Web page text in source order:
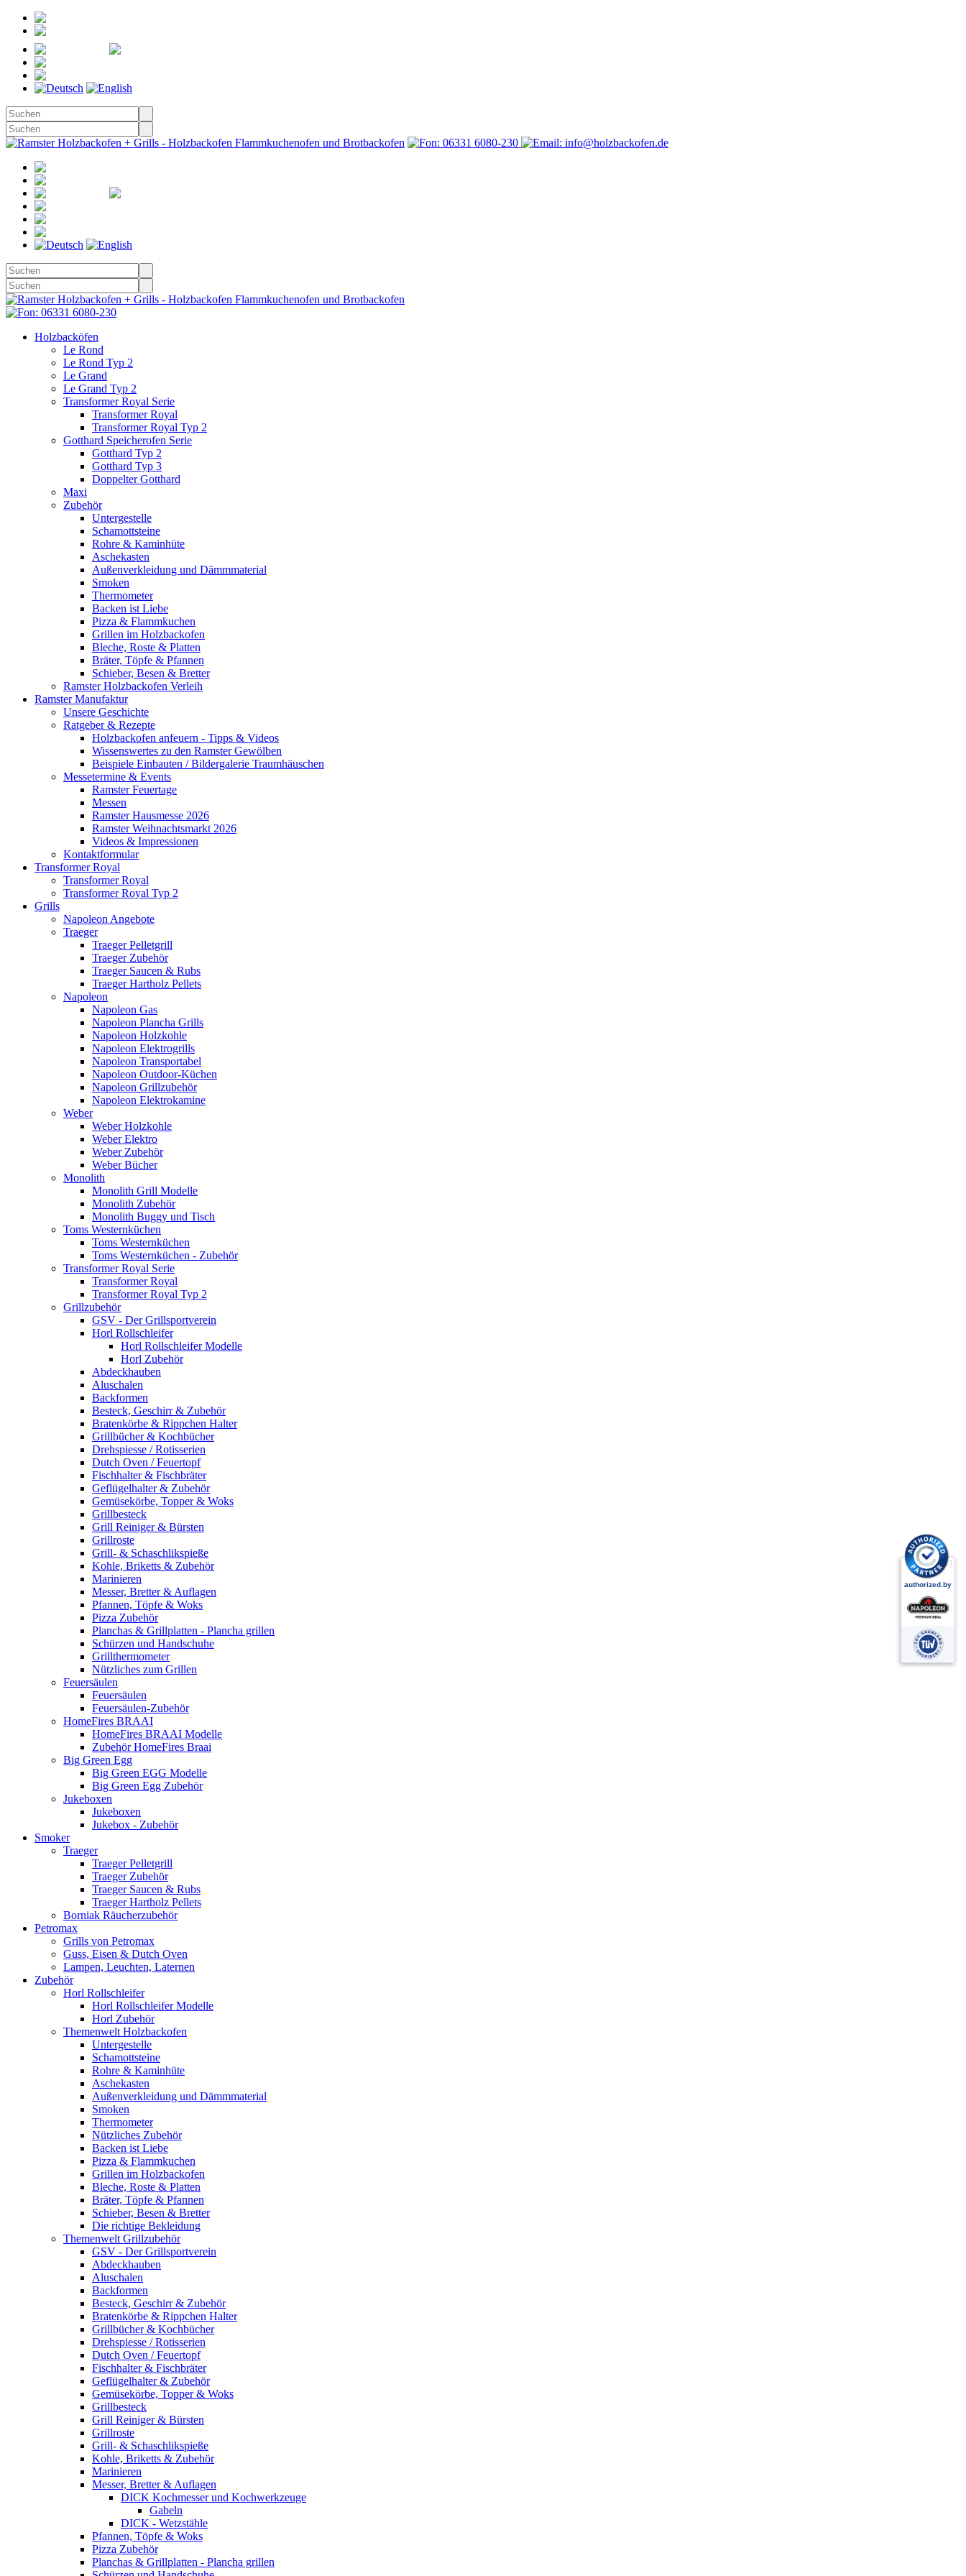
Holzbacköfen
Le Rond
Le Rond Typ 2
Le Grand
Le Grand Typ 2
Transformer Royal Serie
Transformer Royal
Transformer Royal Typ 2
Gotthard Speicherofen Serie
Gotthard Typ 2
Gotthard Typ 3
Doppelter Gotthard
Maxi
Zubehör
Untergestelle
Schamottsteine
Rohre & Kaminhüte
Aschekasten
Außenverkleidung und Dämmmaterial
Smoken
Thermometer
Backen ist Liebe
Pizza & Flammkuchen
Grillen im Holzbackofen
Bleche, Roste & Platten
Bräter, Töpfe & Pfannen
Schieber, Besen & Bretter
Ramster Holzbackofen Verleih
Ramster Manufaktur
Unsere Geschichte
Ratgeber & Rezepte
Holzbackofen anfeuern - Tipps & Videos
Wissenswertes zu den Ramster Gewölben
Beispiele Einbauten / Bildergalerie Traumhäuschen
Messetermine & Events
Ramster Feuertage
Messen
Ramster Hausmesse 2026
Ramster Weihnachtsmarkt 2026
Videos & Impressionen
Kontaktformular
Transformer Royal
Transformer Royal
Transformer Royal Typ 2
Grills
Napoleon Angebote
Traeger
Traeger Pelletgrill
Traeger Zubehör
Traeger Saucen & Rubs
Traeger Hartholz Pellets
Napoleon
Napoleon Gas
Napoleon Plancha Grills
Napoleon Holzkohle
Napoleon Elektrogrills
Napoleon Transportabel
Napoleon Outdoor-Küchen
Napoleon Grillzubehör
Napoleon Elektrokamine
Weber
Weber Holzkohle
Weber Elektro
Weber Zubehör
Weber Bücher
Monolith
Monolith Grill Modelle
Monolith Zubehör
Monolith Buggy und Tisch
Toms Westernküchen
Toms Westernküchen
Toms Westernküchen - Zubehör
Transformer Royal Serie
Transformer Royal
Transformer Royal Typ 2
Grillzubehör
GSV - Der Grillsportverein
Horl Rollschleifer
Horl Rollschleifer Modelle
Horl Zubehör
Abdeckhauben
Aluschalen
Backformen
Besteck, Geschirr & Zubehör
Bratenkörbe & Rippchen Halter
Grillbücher & Kochbücher
Drehspiesse / Rotisserien
Dutch Oven / Feuertopf
Fischhalter & Fischbräter
Geflügelhalter & Zubehör
Gemüsekörbe, Topper & Woks
Grillbesteck
Grill Reiniger & Bürsten
Grillroste
Grill- & Schaschlikspieße
Kohle, Briketts & Zubehör
Marinieren
Messer, Bretter & Auflagen
Pfannen, Töpfe & Woks
Pizza Zubehör
Planchas & Grillplatten - Plancha grillen
Schürzen und Handschuhe
Grillthermometer
Nützliches zum Grillen
Feuersäulen
Feuersäulen
Feuersäulen-Zubehör
HomeFires BRAAI
HomeFires BRAAI Modelle
Zubehör HomeFires Braai
Big Green Egg
Big Green EGG Modelle
Big Green Egg Zubehör
Jukeboxen
Jukeboxen
Jukebox - Zubehör
Smoker
Traeger
Traeger Pelletgrill
Traeger Zubehör
Traeger Saucen & Rubs
Traeger Hartholz Pellets
Borniak Räucherzubehör
Petromax
Grills von Petromax
Guss, Eisen & Dutch Oven
Lampen, Leuchten, Laternen
Zubehör
Horl Rollschleifer
Horl Rollschleifer Modelle
Horl Zubehör
Themenwelt Holzbackofen
Untergestelle
Schamottsteine
Rohre & Kaminhüte
Aschekasten
Außenverkleidung und Dämmmaterial
Smoken
Thermometer
Nützliches Zubehör
Backen ist Liebe
Pizza & Flammkuchen
Grillen im Holzbackofen
Bleche, Roste & Platten
Bräter, Töpfe & Pfannen
Schieber, Besen & Bretter
Die richtige Bekleidung
Themenwelt Grillzubehör
GSV - Der Grillsportverein
Abdeckhauben
Aluschalen
Backformen
Besteck, Geschirr & Zubehör
Bratenkörbe & Rippchen Halter
Grillbücher & Kochbücher
Drehspiesse / Rotisserien
Dutch Oven / Feuertopf
Fischhalter & Fischbräter
Geflügelhalter & Zubehör
Gemüsekörbe, Topper & Woks
Grillbesteck
Grill Reiniger & Bürsten
Grillroste
Grill- & Schaschlikspieße
Kohle, Briketts & Zubehör
Marinieren
Messer, Bretter & Auflagen
DICK Kochmesser und Kochwerkzeuge
Gabeln
DICK - Wetzstähle
Pfannen, Töpfe & Woks
Pizza Zubehör
Planchas & Grillplatten - Plancha grillen